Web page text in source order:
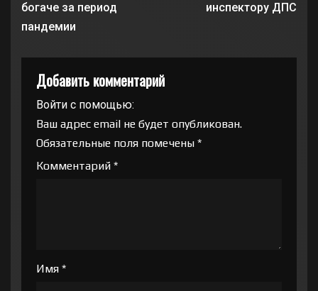
богаче за период
пандемии
инспектору ДПС
Добавить комментарий
Войти с помощью:
Ваш адрес email не будет опубликован.
Обязательные поля помечены *
Комментарий *
Имя *